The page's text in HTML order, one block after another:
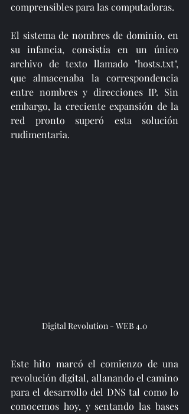
comprensibles para las computadoras.
El sistema de nombres de dominio, en
su infancia, consistía en un único
archivo de texto llamado "hosts.txt",
que almacenaba la correspondencia
entre nombres y direcciones IP. Sin
embargo, la creciente expansión de la
red pronto superó esta solución
rudimentaria.
Digital Revolution - WEB 4.0
Este hito marcó el comienzo de una
revolución digital, allanando el camino
para el desarrollo del DNS tal como lo
conocemos hoy, y sentando las bases